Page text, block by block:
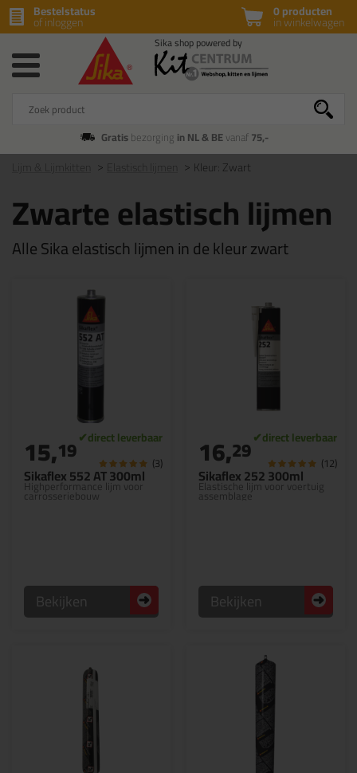
0 producten
in winkelwagen
Bestelstatus
of inloggen
Gratisbezorging in NL & BEvanaf75,-
Kleur: Zwart
Zwarte elastisch lijmen
Alle Sika elastisch lijmen in de kleur zwart
Sikaflex 552 AT 300ml
Highperformance lijm voor
carrosseriebouw
15,19 (3)
Bekijken
Sikaflex 252 300ml
Elastische lijm voor voertuig
assemblage
16,29 (12)
Bekijken